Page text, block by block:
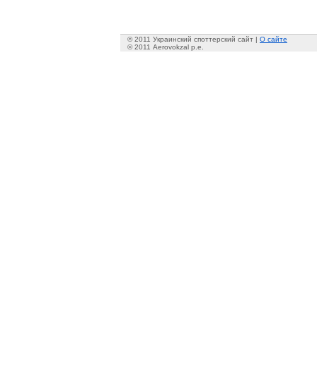
© 2011 Украинский споттерский сайт | О сайте
© 2011 Aerovokzal p.e.